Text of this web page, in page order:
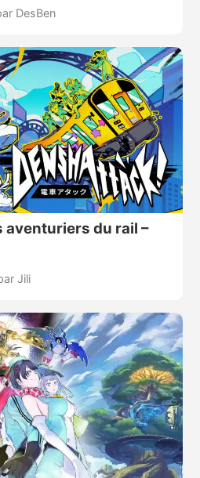
DesBen
aventuriers du rail –
Jili